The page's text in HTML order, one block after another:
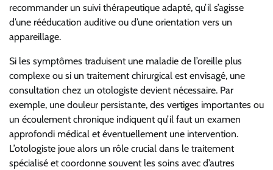
recommander un suivi thérapeutique adapté, qu’il s’agisse
d’une rééducation auditive ou d’une orientation vers un
appareillage.
Si les symptômes traduisent une maladie de l’oreille plus
complexe ou si un traitement chirurgical est envisagé, une
consultation chez un otologiste devient nécessaire. Par
exemple, une douleur persistante, des vertiges importantes ou
un écoulement chronique indiquent qu’il faut un examen
approfondi médical et éventuellement une intervention.
L’otologiste joue alors un rôle crucial dans le traitement
spécialisé et coordonne souvent les soins avec d’autres